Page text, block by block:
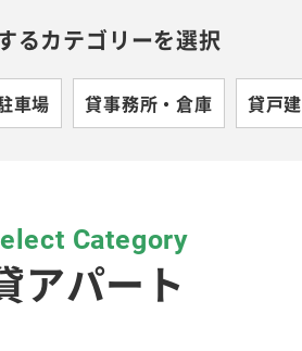
るカテゴリーを選択
車場 貸事務所・倉庫 貸戸建
Category
アパート